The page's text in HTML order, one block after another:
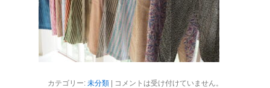
カテゴリー: 未分類| コメントは受け付けていません。